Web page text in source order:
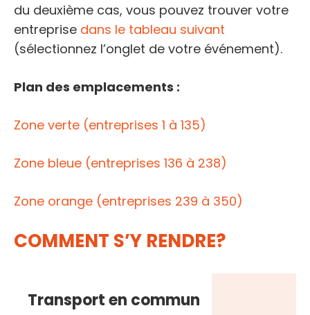
du deuxième cas, vous pouvez trouver votre
entreprise dans le tableau suivant
(sélectionnez l’onglet de votre événement).
Plan des emplacements :
Zone verte (entreprises 1 à 135)
Zone bleue (entreprises 136 à 238)
Zone orange (entreprises 239 à 350)
COMMENT S’Y RENDRE?
Transport en commun